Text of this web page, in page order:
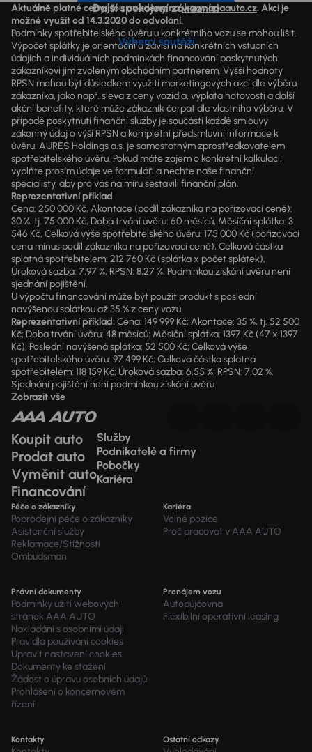
Další spokojení zákazníci
Výherci soutěží
Aktuálně platné ceny jsou uvedeny nawww.aaaauto.cz. Akci je
možné využít od 14.3.2020 do odvolání.
Podmínky spotřebitelského úvěru u konkrétního vozu se mohou lišit.
Výpočet splátky je orientační a závisí na konkrétních vstupních
údajích a individuálních podmínkách financování poskytnutých
zákazníkovi jim zvoleným obchodním partnerem. Vyšší hodnoty
RPSN mohou být důsledkem využití marketingových akcí dle výběru
zákazníka, jako např. sleva z ceny vozidla, výplata hotovosti a další
akční benefity, které může zákazník čerpat dle vlastního výběru. V
případě poskytnutí finanční služby je součástí každé smlouvy
zákonný údaj o výši RPSN a kompletní předsmluvní informace k
úvěru. AURES Holdings a.s. je samostatným zprostředkovatelem
spotřebitelského úvěru. Pokud máte zájem o konkrétní kalkulaci,
vyplňte prosím údaje ve formuláři a nechte naše finanční
specialisty, aby pro vás na míru sestavili finanční plán.
Reprezentativní příklad
Cena: 250 000 Kč, Akontace (podíl zákazníka na pořizovací ceně):
30 %, tj. 75 000 Kč, Doba trvání úvěru: 60 měsíců, Měsíční splátka: 3
546 Kč, Celková výše spotřebitelského úvěru: 175 000 Kč (pořizovací
cena mínus podíl zákazníka na pořizovací ceně), Celková částka
splatná spotřebitelem: 212 760 Kč (splátka x počet splátek),
Úroková sazba: 7,97 %, RPSN: 8,27 %. Podmínkou získání úvěru není
sjednání pojištění.
U výpočtu financování může být použit produkt s poslední
navýšenou splátkou až 35 % z ceny vozu.
Reprezentativní příklad:Cena: 149 999 Kč; Akontace: 35 %, tj. 52 500
Kč; Doba trvání úvěru: 48 měsíců; Měsíční splátka: 1397 Kč (47 x 1397
Kč); Poslední navýšená splátka: 52 500 Kč; Celková výše
spotřebitelského úvěru: 97 499 Kč; Celková částka splatná
spotřebitelem: 118 159 Kč; Úroková sazba: 6,55 %; RPSN: 7,02 %.
Sjednání pojištění není podmínkou získání úvěru.
Zobrazit vše
Koupit auto
Prodat auto
Vyměnit auto
Financování
Služby
Podnikatelé a firmy
Pobočky
Kariéra
Péče o zákazníky
Poprodejní péče o zákazníky
Asistenční služby
Reklamace/Stížnosti
Ombudsman
Kariéra
Volné pozice
Proč pracovat v AAA AUTO
Právní dokumenty
Podmínky užití webových
stránek AAA AUTO
Nakládání s osobními údaji
Pravidla používání cookies
Upravit nastavení cookies
Dokumenty ke stažení
Žádost o úpravu osobních údajů
Prohlášení o koncernovém
řízení
Pronájem vozu
Autopůjčovna
Flexibilní operativní leasing
Kontakty Ostatní odkazy